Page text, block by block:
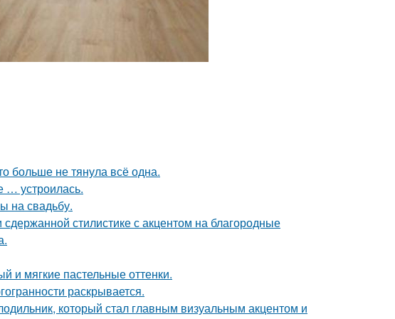
больше не тянула всё одна.
… устроилась.
на свадьбу.
стилистике с акцентом на благородные
мягкие пастельные оттенки.
раскрывается.
который стал главным визуальным акцентом и